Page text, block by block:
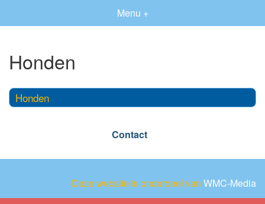
Menu +
Honden
Honden
Contact
Deze website is onderdeel van WMC-Media